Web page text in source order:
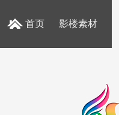
首页 影楼素材